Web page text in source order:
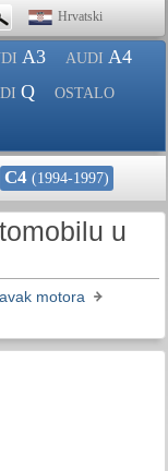
Hrvatski
A3 AUDI A4
Q OSTALO
C4 (1994-1997)
u
motora